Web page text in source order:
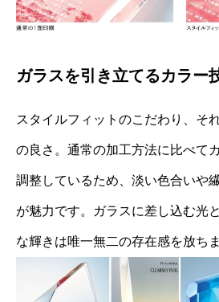
ガラスを引き立てるカラー
スタイルフィットのこだわり、そ
の良さ。通常の加工方法に比べて
調整しているため、淡い色合いや
が魅力です。ガラスに差し込む光
な輝きは唯一無二の存在感を放ちま